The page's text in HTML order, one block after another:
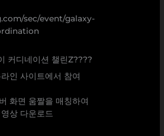
sec/event/galaxy-
커디네이션 챌린Z????
인 사이트에서 참여
화면 움짤을 매칭하여
상 다운로드